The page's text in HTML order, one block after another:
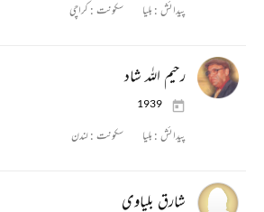
پیدائش : بلیا سکونت :کراچی
رحیم اللہ شاد
1939
پیدائش : بلیا سکونت : لندن
شارق بلیاوی